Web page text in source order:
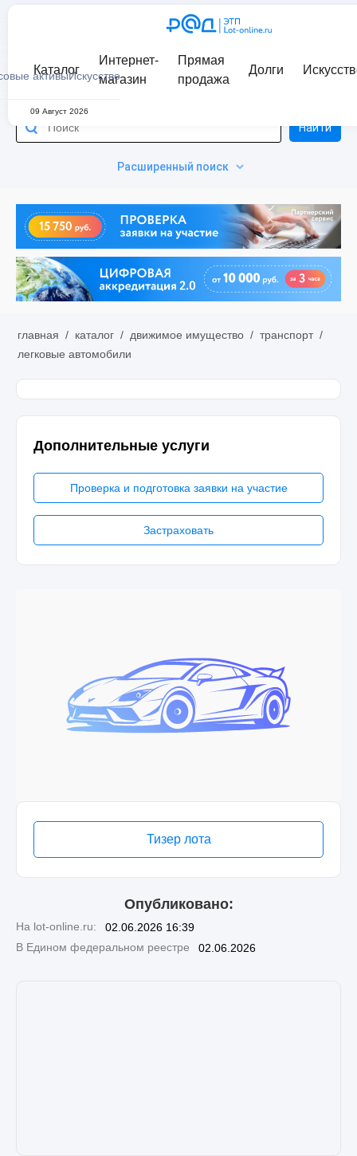
активыИскусство
Каталог
Интернет-
магазин
Прямая
продажа
Долги
09 Август 2026
Расширенный поиск
Найти
главная / каталог / движимое имущество / транспорт /
легковые автомобили
Дополнительные услуги
Проверка и подготовка заявки на участие
Застраховать
Тизер лота
Опубликовано:
На lot-online.ru:
02.06.2026 16:39
В Едином федеральном реестре
02.06.2026